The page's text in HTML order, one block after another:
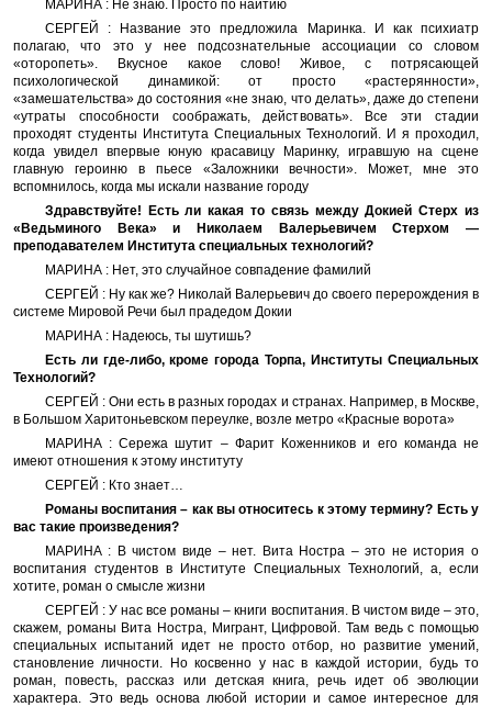
МАРИНА : Не знаю. Просто по наитию
СЕРГЕЙ : Название это предложила Маринка. И как психиатр
полагаю, что это у нее подсознательные ассоциации со словом
«оторопеть». Вкусное какое слово! Живое, с потрясающей
психологической динамикой: от просто «растерянности»,
«замешательства» до состояния «не знаю, что делать», даже до степени
«утраты способности соображать, действовать». Все эти стадии
проходят студенты Института Специальных Технологий. И я проходил,
когда увидел впервые юную красавицу Маринку, игравшую на сцене
главную героиню в пьесе «Заложники вечности». Может, мне это
вспомнилось, когда мы искали название городу
Здравствуйте! Есть ли какая то связь между Докией Стерх из
«Ведьминого Века» и Николаем Валерьевичем Стерхом —
преподавателем Института специальных технологий?
МАРИНА : Нет, это случайное совпадение фамилий
СЕРГЕЙ : Ну как же? Николай Валерьевич до своего перерождения в
системе Мировой Речи был прадедом Докии
МАРИНА : Надеюсь, ты шутишь?
Есть ли где-либо, кроме города Торпа, Институты Специальных
Технологий?
СЕРГЕЙ : Они есть в разных городах и странах. Например, в Москве,
в Большом Харитоньевском переулке, возле метро «Красные ворота»
МАРИНА : Сережа шутит – Фарит Коженников и его команда не
имеют отношения к этому институту
СЕРГЕЙ : Кто знает…
Романы воспитания – как вы относитесь к этому термину? Есть у
вас такие произведения?
МАРИНА : В чистом виде – нет. Вита Ностра – это не история о
воспитания студентов в Институте Специальных Технологий, а, если
хотите, роман о смысле жизни
СЕРГЕЙ : У нас все романы – книги воспитания. В чистом виде – это,
скажем, романы Вита Ностра, Мигрант, Цифровой. Там ведь с помощью
специальных испытаний идет не просто отбор, но развитие умений,
становление личности. Но косвенно у нас в каждой истории, будь то
роман, повесть, рассказ или детская книга, речь идет об эволюции
характера. Это ведь основа любой истории и самое интересное для